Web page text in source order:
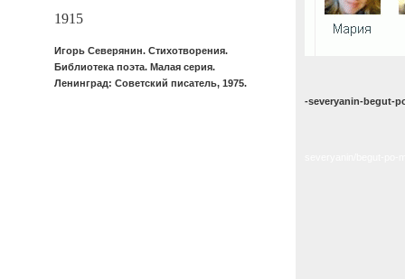
1915
Игорь Северянин. Стихотворения.
Библиотека поэта. Малая серия.
Ленинград: Советский писатель, 1975.
-severyanin-begut-